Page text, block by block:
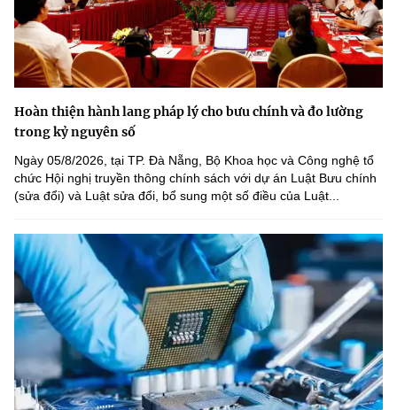
Hoàn thiện hành lang pháp lý cho bưu chính và đo lường
trong kỷ nguyên số
Ngày 05/8/2026, tại TP. Đà Nẵng, Bộ Khoa học và Công nghệ tổ
chức Hội nghị truyền thông chính sách với dự án Luật Bưu chính
(sửa đổi) và Luật sửa đổi, bổ sung một số điều của Luật...